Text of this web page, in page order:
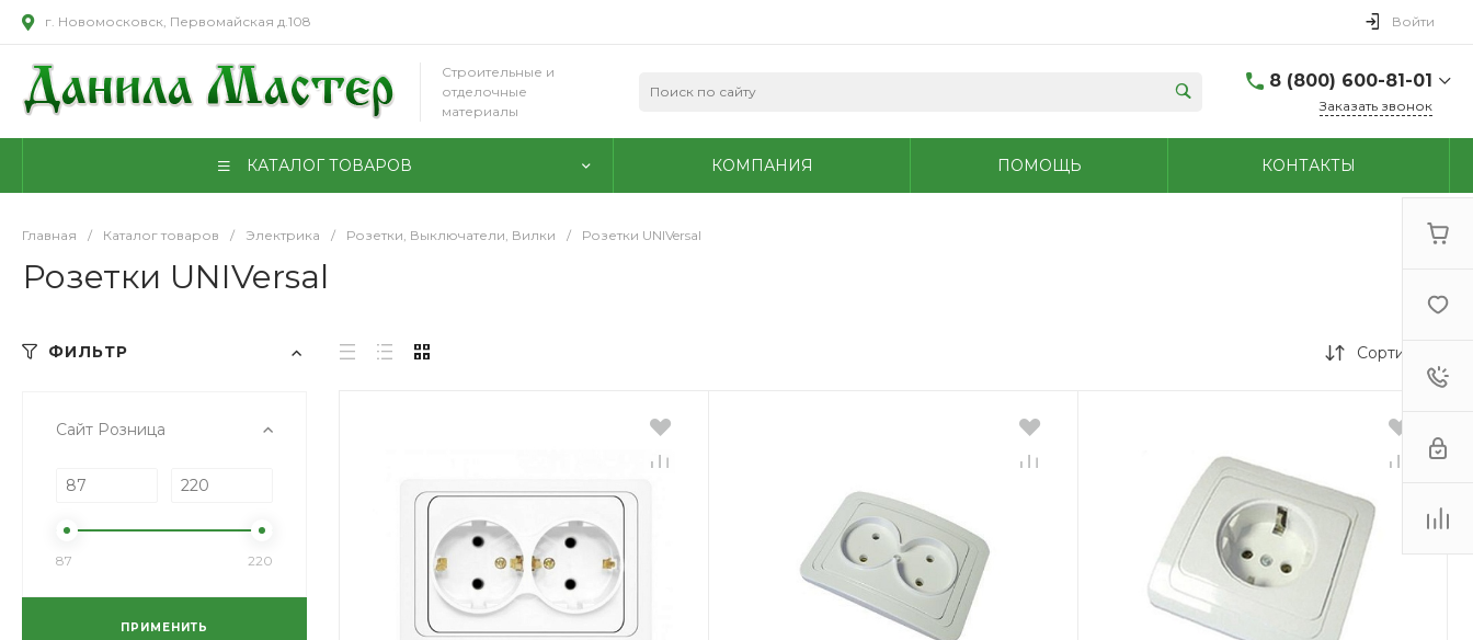
г. Новомосковск, Первомайская д.108 Войти
Строительные и
отделочные
материалы
8 (800) 600-81-01
г. Новомосковск,
9.00-18.00
г. Узловая, Базарная
Пн - Сб: 9.00-17.00 Вс:
9.00-15.00
(48735) 4-03-85
г. Кимовск,
Первомайская д.41
Пн - Сб: 9.00-17.00 Вс:
9.00-15.00
Заказать звонок
КАТАЛОГ ТОВАРОВ КОМПАНИЯ ПОМОЩЬ КОНТАКТЫ
Главная / Каталог товаров / Электрика / Розетки, Выключатели, Вилки / Розетки UNIVersal
Розетки UNIVersal
ФИЛЬТР
Сайт Розница
87 220
ПРИМЕНИТЬ
Сортировка